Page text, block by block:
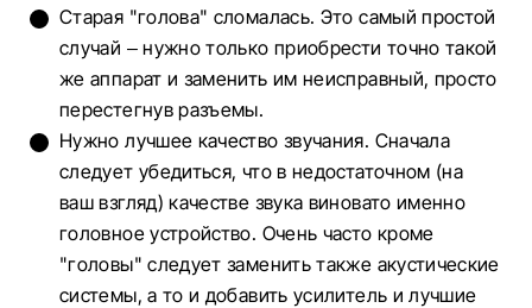
Старая "голова" сломалась. Это самый простой
случай – нужно только приобрести точно такой
же аппарат и заменить им неисправный, просто
перестегнув разъемы.
Нужно лучшее качество звучания. Сначала
следует убедиться, что в недостаточном (на
ваш взгляд) качестве звука виновато именно
головное устройство. Очень часто кроме
"головы" следует заменить также акустические
системы, а то и добавить усилитель и лучшие